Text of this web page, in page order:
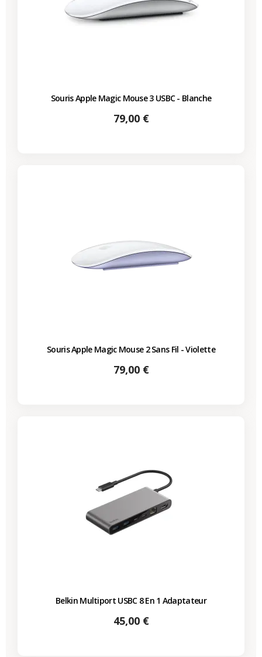
Souris Apple Magic Mouse 3 USBC - Blanche
Prix
79,00 €
Souris Apple Magic Mouse 2 Sans Fil - Violette
Prix
79,00 €
Belkin Multiport USBC 8 En 1 Adaptateur
Prix
45,00 €